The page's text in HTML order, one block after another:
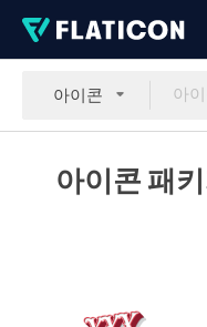
아이콘
아이콘 패